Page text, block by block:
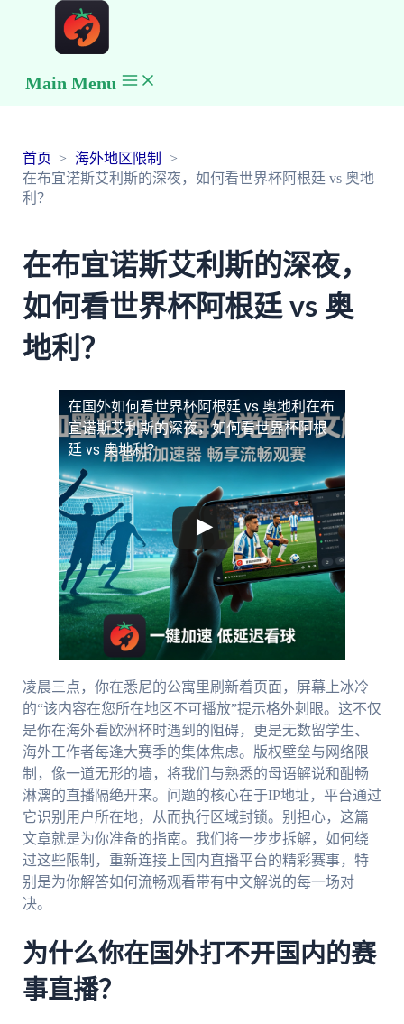
Main Menu
首页
海外地区限制
在布宜诺斯艾利斯的深夜，如何看世界杯阿根廷 vs 奥地
利？
在布宜诺斯艾利斯的深夜，
如何看世界杯阿根廷 vs 奥
地利？
在国外如何看世界杯阿根廷 vs 奥地利 在布
宜诺斯艾利斯的深夜，如何看世界杯阿根
廷 vs 奥地利？
凌晨三点，你在悉尼的公寓里刷新着页面，屏幕上冰冷
的“该内容在您所在地区不可播放”提示格外刺眼。这不仅
是你在海外看欧洲杯时遇到的阻碍，更是无数留学生、
海外工作者每逢大赛季的集体焦虑。版权壁垒与网络限
制，像一道无形的墙，将我们与熟悉的母语解说和酣畅
淋漓的直播隔绝开来。问题的核心在于IP地址，平台通过
它识别用户所在地，从而执行区域封锁。别担心，这篇
文章就是为你准备的指南。我们将一步步拆解，如何绕
过这些限制，重新连接上国内直播平台的精彩赛事，特
别是为你解答如何流畅观看带有中文解说的每一场对
决。
为什么你在国外打不开国内的赛
事直播？